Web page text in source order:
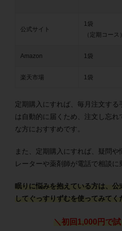
公式サイト
1袋
（定期コース）
Amazon 1袋
楽天市場 1袋
定期購入にすれば、毎月注文す
は自動的に届くため、注文し忘
な方におすすめです。
また、定期購入にすれば、疑問
レーターや薬剤師が電話で相談に
眠りに悩みを抱えている方は、公
してぐっすりずむを使ってみてく
＼初回1,000円で